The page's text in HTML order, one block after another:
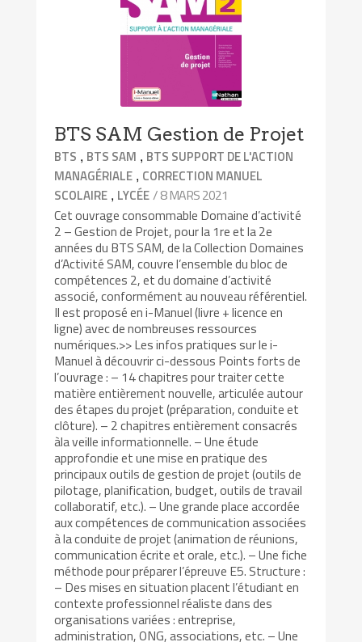
BTS SAM Gestion de Projet
BTS , BTS SAM , BTS SUPPORT DE L'ACTION
MANAGÉRIALE , CORRECTION MANUEL
SCOLAIRE , LYCÉE/ 8 MARS 2021
Cet ouvrage consommable Domaine d’activité
2 – Gestion de Projet, pour la 1re et la 2e
années du BTS SAM, de la Collection Domaines
d’Activité SAM, couvre l’ensemble du bloc de
compétences 2, et du domaine d’activité
associé, conformément au nouveau référentiel.
Il est proposé en i-Manuel (livre + licence en
ligne) avec de nombreuses ressources
numériques.>> Les infos pratiques sur le i-
Manuel à découvrir ci-dessous Points forts de
l’ouvrage : – 14 chapitres pour traiter cette
matière entièrement nouvelle, articulée autour
des étapes du projet (préparation, conduite et
clôture). – 2 chapitres entièrement consacrés
àla veille informationnelle. – Une étude
approfondie et une mise en pratique des
principaux outils de gestion de projet (outils de
pilotage, planification, budget, outils de travail
collaboratif, etc.). – Une grande place accordée
aux compétences de communication associées
à la conduite de projet (animation de réunions,
communication écrite et orale, etc.). – Une fiche
méthode pour préparer l’épreuve E5. Structure :
– Des mises en situation placent l’étudiant en
contexte professionnel réaliste dans des
organisations variées : entreprise,
administration, ONG, associations, etc. – Une